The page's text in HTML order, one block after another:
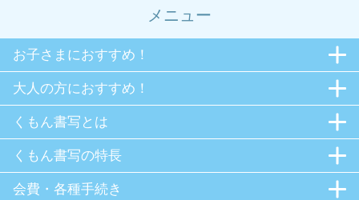
メニュー
お子さまにおすすめ！
大人の方におすすめ！
くもん書写とは
くもん書写の特長
会費・各種手続き